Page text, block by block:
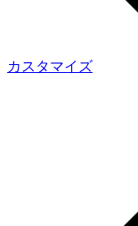
カスタマイズ